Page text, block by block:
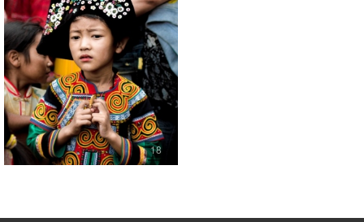
18